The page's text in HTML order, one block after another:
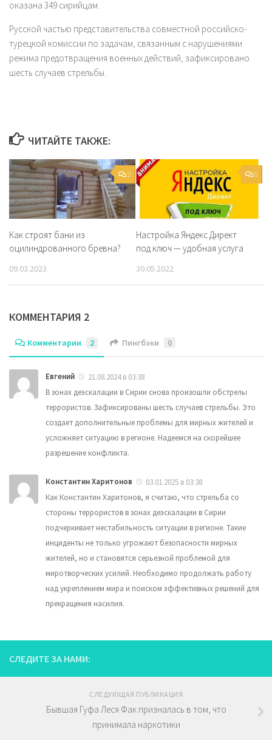
оказана 349 сирийцам.
Русской частью представительства совместной российско-
турецкой комиссии по задачам, связанным с нарушениями
режима предотвращения военных действий, зафиксировано
шесть случаев стрельбы.
ЧИТАЙТЕ ТАКЖЕ:
2
Как строят бани из
оцилиндрованного бревна?
09.03.2023
0
Настройка Яндекс Директ
под ключ — удобная услуга
30.05.2022
КОММЕНТАРИЯ 2
Комментарии 2 Пингбэки 0
Евгений
21.08.2024 в 03:38
В зонах деэскалации в Сирии снова произошли обстрелы
террористов. Зафиксированы шесть случаев стрельбы. Это
создает дополнительные проблемы для мирных жителей и
усложняет ситуацию в регионе. Надеемся на скорейшее
разрешение конфликта.
Константин Харитонов
03.01.2025 в 03:38
Как Константин Харитонов, я считаю, что стрельба со
стороны террористов в зонах деэскалации в Сирии
подчеркивает нестабильность ситуации в регионе. Такие
инциденты не только угрожают безопасности мирных
жителей, но и становятся серьезной проблемой для
миротворческих усилий. Необходимо продолжать работу
над укреплением мира и поиском эффективных решений для
прекращения насилия.
СЛЕДИТЕ ЗА НАМИ:
СЛЕДУЮЩАЯ ПУБЛИКАЦИЯ
Бывшая Гуфа Леся Фак призналась в том, что
принимала наркотики